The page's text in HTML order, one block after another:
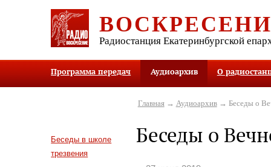
Радиостанция Екатеринбургской
Программа передач Аудиоархив О
Беседы в школе
трезвения
Главная→ Аудиоархив→ Беседы о
Беседы о